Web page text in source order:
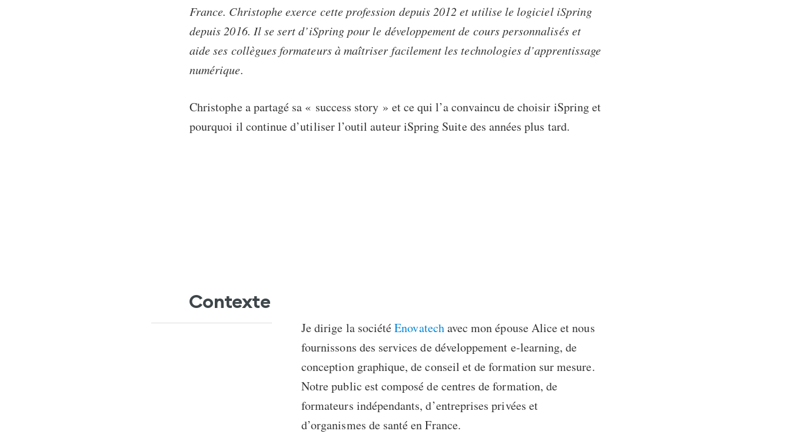
France. Christophe exerce cette profession depuis 2012 et utilise le logiciel iSpring
depuis 2016. Il se sert d’iSpring pour le développement de cours personnalisés et
aide ses collègues formateurs à maîtriser facilement les technologies d’apprentissage
numérique.
Christophe a partagé sa « success story » et ce qui l’a convaincu de choisir iSpring et
pourquoi il continue d’utiliser l’outil auteur iSpring Suite des années plus tard.
Contexte
Je dirige la sociétéEnovatechavec mon épouse Alice et nous
fournissons des services de développement e-learning, de
conception graphique, de conseil et de formation sur mesure.
Notre public est composé de centres de formation, de
formateurs indépendants, d’entreprises privées et
d’organismes de santé en France.